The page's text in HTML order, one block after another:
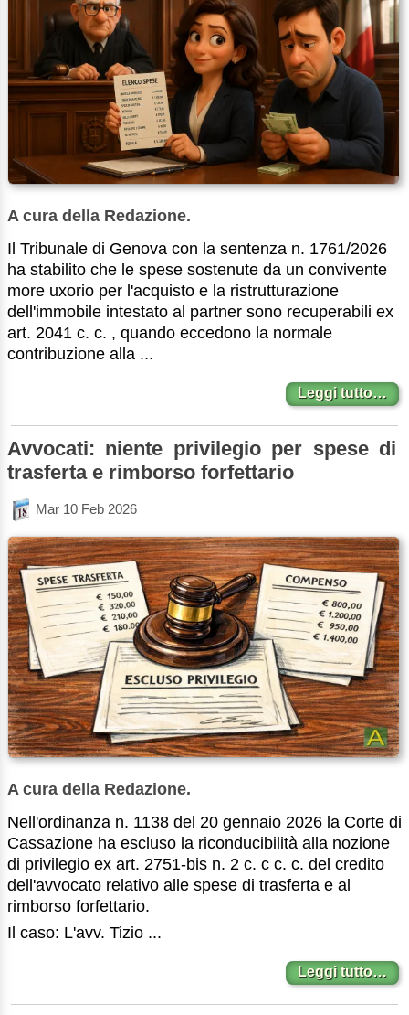
A cura della Redazione.
Il Tribunale di Genova con la sentenza n. 1761/2026
ha stabilito che le spese sostenute da un convivente
more uxorio per l'acquisto e la ristrutturazione
dell'immobile intestato al partner sono recuperabili ex
art. 2041 c. c. , quando eccedono la normale
contribuzione alla ...
Leggi tutto…
Avvocati: niente privilegio per spese di
trasferta e rimborso forfettario
Mar 10 Feb 2026
A cura della Redazione.
Nell'ordinanza n. 1138 del 20 gennaio 2026 la Corte di
Cassazione ha escluso la riconducibilità alla nozione
di privilegio ex art. 2751-bis n. 2 c. c c. c. del credito
dell'avvocato relativo alle spese di trasferta e al
rimborso forfettario.
Il caso: L'avv. Tizio ...
Leggi tutto…